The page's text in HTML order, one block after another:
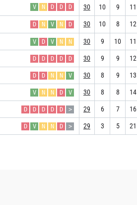
V N D D D 30 10 9 11
D N V N D 30 10 8 12
V D V N N 30 9 10 11
D D D D D 30 9 9 12
D D N N V 30 8 9 13
V N N D V 30 8 8 14
D D D D D > 29 6 7 16
D V N N D > 29 3 5 21